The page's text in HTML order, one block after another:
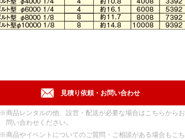
※商品レンタルの他、設営・配送が必要な場合はこちらからお
問い合わせください。
※商品やイベントについてのご質問・ご相談がある場合もこち